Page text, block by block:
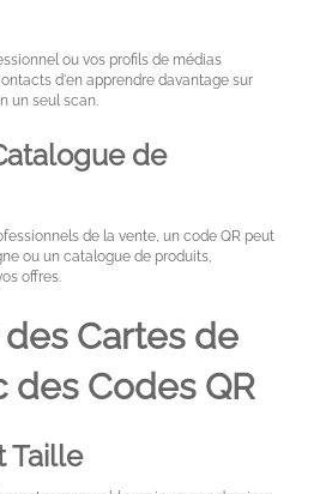
ou vos profils de médias
d'en apprendre davantage sur
un seul scan.
de
de la vente, un code QR peut
ou un catalogue de produits,
offres.
Cartes de
des Codes QR
Taille